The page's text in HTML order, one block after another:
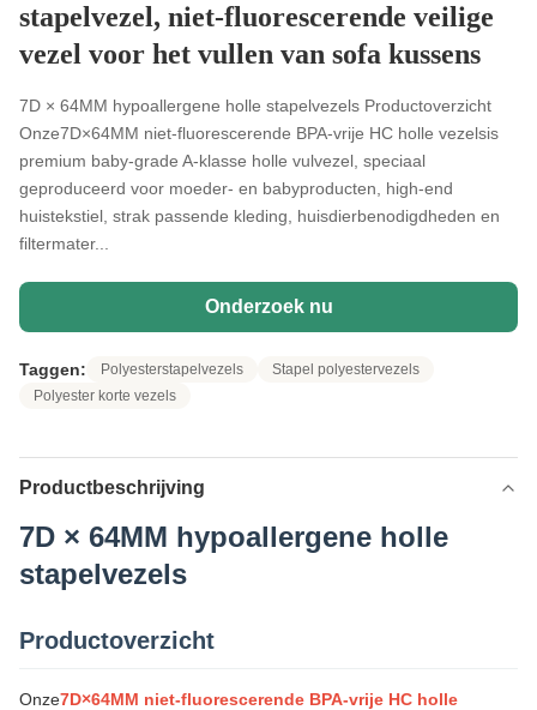
stapelvezel, niet-fluorescerende veilige
vezel voor het vullen van sofa kussens
7D × 64MM hypoallergene holle stapelvezels Productoverzicht
Onze7D×64MM niet-fluorescerende BPA-vrije HC holle vezelsis
premium baby-grade A-klasse holle vulvezel, speciaal
geproduceerd voor moeder- en babyproducten, high-end
huistekstiel, strak passende kleding, huisdierbenodigdheden en
filtermater...
Onderzoek nu
Taggen: Polyesterstapelvezels
Stapel polyestervezels
Polyester korte vezels
Productbeschrijving
7D × 64MM hypoallergene holle
stapelvezels
Productoverzicht
Onze7D×64MM niet-fluorescerende BPA-vrije HC holle